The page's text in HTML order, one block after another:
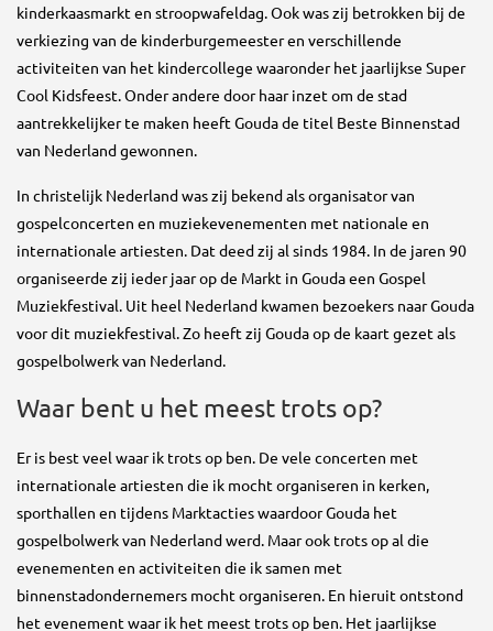
kinderkaasmarkt en stroopwafeldag. Ook was zij betrokken bij de
verkiezing van de kinderburgemeester en verschillende
activiteiten van het kindercollege waaronder het jaarlijkse Super
Cool Kidsfeest. Onder andere door haar inzet om de stad
aantrekkelijker te maken heeft Gouda de titel Beste Binnenstad
van Nederland gewonnen.
In christelijk Nederland was zij bekend als organisator van
gospelconcerten en muziekevenementen met nationale en
internationale artiesten. Dat deed zij al sinds 1984. In de jaren 90
organiseerde zij ieder jaar op de Markt in Gouda een Gospel
Muziekfestival. Uit heel Nederland kwamen bezoekers naar Gouda
voor dit muziekfestival. Zo heeft zij Gouda op de kaart gezet als
gospelbolwerk van Nederland.
Waar bent u het meest trots op?
Er is best veel waar ik trots op ben. De vele concerten met
internationale artiesten die ik mocht organiseren in kerken,
sporthallen en tijdens Marktacties waardoor Gouda het
gospelbolwerk van Nederland werd. Maar ook trots op al die
evenementen en activiteiten die ik samen met
binnenstadondernemers mocht organiseren. En hieruit ontstond
het evenement waar ik het meest trots op ben. Het jaarlijkse